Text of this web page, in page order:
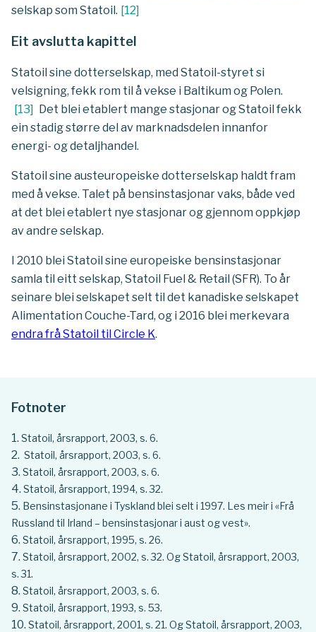
selskap som Statoil. [12]
Eit avslutta kapittel
Statoil sine dotterselskap, med Statoil-styret si
velsigning, fekk rom til å vekse i Baltikum og Polen.
[13]
Det blei etablert mange stasjonar og Statoil fekk
ein stadig større del av marknadsdelen innanfor
energi- og detaljhandel.
Statoil sine austeuropeiske dotterselskap haldt fram
med å vekse. Talet på bensinstasjonar vaks, både ved
at det blei etablert nye stasjonar og gjennom oppkjøp
av andre selskap.
I 2010 blei Statoil sine europeiske bensinstasjonar
samla til eitt selskap, Statoil Fuel & Retail (SFR). To år
seinare blei selskapet selt til det kanadiske selskapet
Alimentation Couche-Tard, og i 2016 blei merkevara
endra frå Statoil til Circle K.
Fotnoter
Statoil, årsrapport, 2003, s. 6.
Statoil, årsrapport, 2003, s. 6.
Statoil, årsrapport, 2003, s. 6.
Statoil, årsrapport, 1994, s. 32.
Bensinstasjonane i Tyskland blei selt i 1997. Les meir i «Frå
Russland til Irland – bensinstasjonar i aust og vest».
Statoil, årsrapport, 1995, s. 26.
Statoil, årsrapport, 2002, s. 32. Og Statoil, årsrapport, 2003,
s. 31.
Statoil, årsrapport, 2003, s. 6.
Statoil, årsrapport, 1993, s. 53.
Statoil, årsrapport, 2001, s. 21. Og Statoil, årsrapport, 2003,